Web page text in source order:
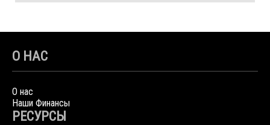
О НАС
О нас
Наши Финансы
РЕСУРСЫ